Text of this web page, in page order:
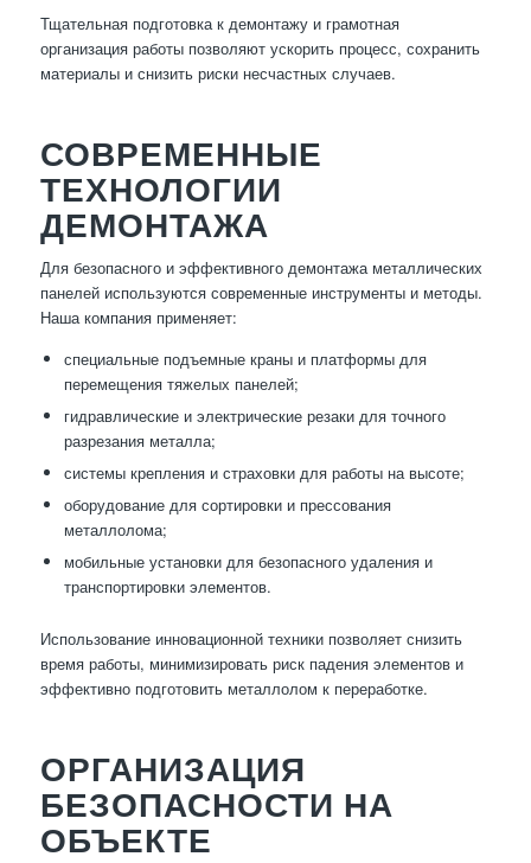
Тщательная подготовка к демонтажу и грамотная
организация работы позволяют ускорить процесс, сохранить
материалы и снизить риски несчастных случаев.
СОВРЕМЕННЫЕ
ТЕХНОЛОГИИ
ДЕМОНТАЖА
Для безопасного и эффективного демонтажа металлических
панелей используются современные инструменты и методы.
Наша компания применяет:
специальные подъемные краны и платформы для
перемещения тяжелых панелей;
гидравлические и электрические резаки для точного
разрезания металла;
системы крепления и страховки для работы на высоте;
оборудование для сортировки и прессования
металлолома;
мобильные установки для безопасного удаления и
транспортировки элементов.
Использование инновационной техники позволяет снизить
время работы, минимизировать риск падения элементов и
эффективно подготовить металлолом к переработке.
ОРГАНИЗАЦИЯ
БЕЗОПАСНОСТИ НА
ОБЪЕКТЕ